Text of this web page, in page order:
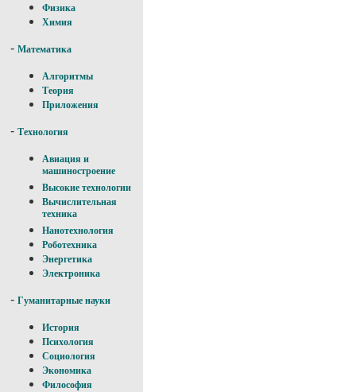
Физика
Химия
- Математика
Алгоритмы
Теория
Приложения
- Технология
Авиация и
машиностроение
Высокие технологии
Вычислительная
техника
Нанотехнология
Роботехника
Энергетика
Электроника
- Гуманитарные науки
История
Психология
Социология
Экономика
Философия